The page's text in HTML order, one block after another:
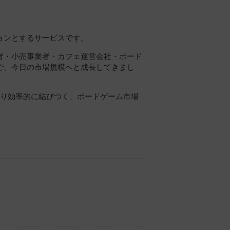
とするサービスです。
小売事業者・カフェ運営会社・ボード
今日の市場規模へと成長してきまし
効率的に結びつく、ボードゲーム市場